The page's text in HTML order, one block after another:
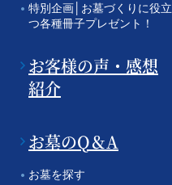
特別企画│お墓づくりに役立
つ各種冊子プレゼント！
お客様の声・感想
紹介
お墓のQ＆A
お墓を探す